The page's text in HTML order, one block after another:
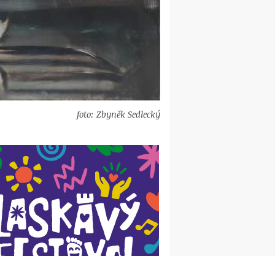
foto: Zbyněk Sedlecký